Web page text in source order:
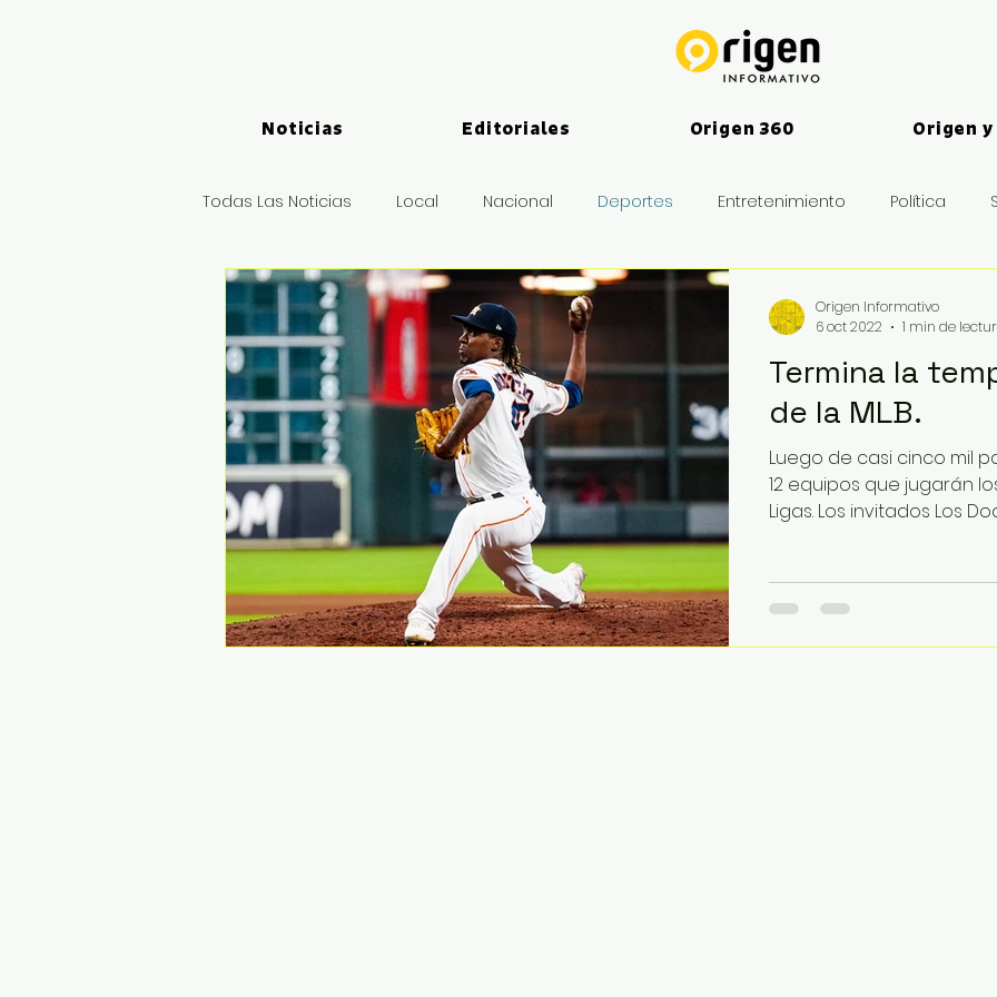
Noticias Editoriales Origen 360 Origen
Todas Las Noticias Local Nacional Deportes Entretenimiento Política
Logística y Puertos Deportes
Termina la
de la MLB.
Luego de casi cinco mil
12 equipos que jugarán
Ligas. Los invitados Los
Origen Informativo
6 oct 2022
1 min de